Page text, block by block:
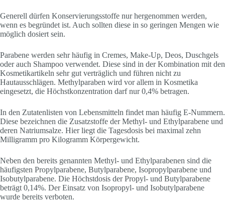
Generell dürfen Konservierungsstoffe nur hergenommen werden,
wenn es begründet ist. Auch sollten diese in so geringen Mengen wie
möglich dosiert sein.
Parabene werden sehr häufig in Cremes, Make-Up, Deos, Duschgels
oder auch Shampoo verwendet. Diese sind in der Kombination mit den
Kosmetikartikeln sehr gut verträglich und führen nicht zu
Hautausschlägen. Methylparaben wird vor allem in Kosmetika
eingesetzt, die Höchstkonzentration darf nur 0,4% betragen.
In den Zutatenlisten von Lebensmitteln findet man häufig E-Nummern.
Diese bezeichnen die Zusatzstoffe der Methyl- und Ethylparabene und
deren Natriumsalze. Hier liegt die Tagesdosis bei maximal zehn
Milligramm pro Kilogramm Körpergewicht.
Neben den bereits genannten Methyl- und Ethylparabenen sind die
häufigsten Propylparabene, Butylparabene, Isopropylparabene und
Isobutylparabene. Die Höchstdosis der Propyl- und Butylparabene
beträgt 0,14%. Der Einsatz von Isopropyl- und Isobutylparabene
wurde bereits verboten.